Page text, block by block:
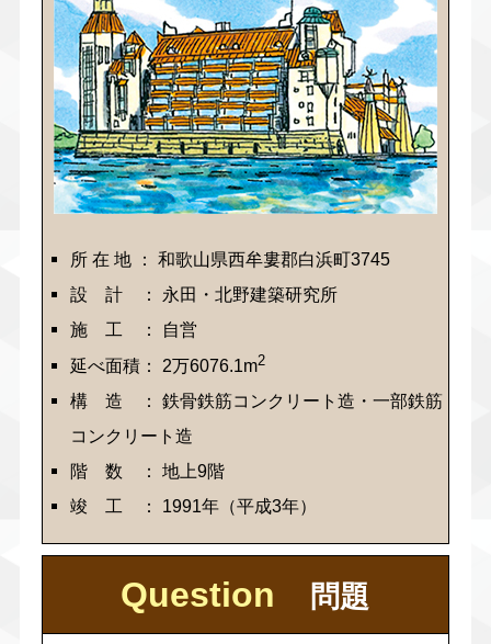
所 在 地 ： 和歌山県西牟婁郡白浜町3745
設 計 ： 永田・北野建築研究所
施 工 ： 自営
延べ面積： 2万6076.1m2
構 造 ： 鉄骨鉄筋コンクリート造・一部鉄筋
コンクリート造
階 数 ： 地上9階
竣 工 ： 1991年（平成3年）
Question 問題